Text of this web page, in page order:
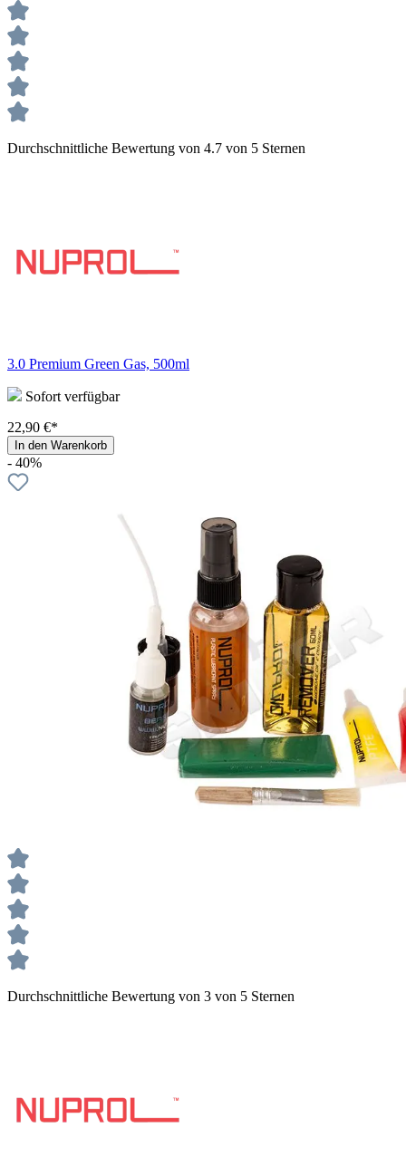
Durchschnittliche Bewertung von 4.7 von 5 Sternen
3.0 Premium Green Gas, 500ml
Sofort verfügbar
22,90 €*
In den Warenkorb
- 40%
Durchschnittliche Bewertung von 3 von 5 Sternen